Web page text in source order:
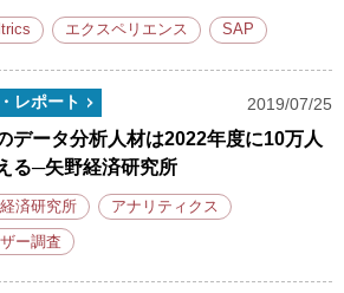
エクスペリエンス SAP
レポート 2019/07/25
データ分析人材は2022年度に10万人
る─矢野経済研究所
済研究所 アナリティクス
ー調査